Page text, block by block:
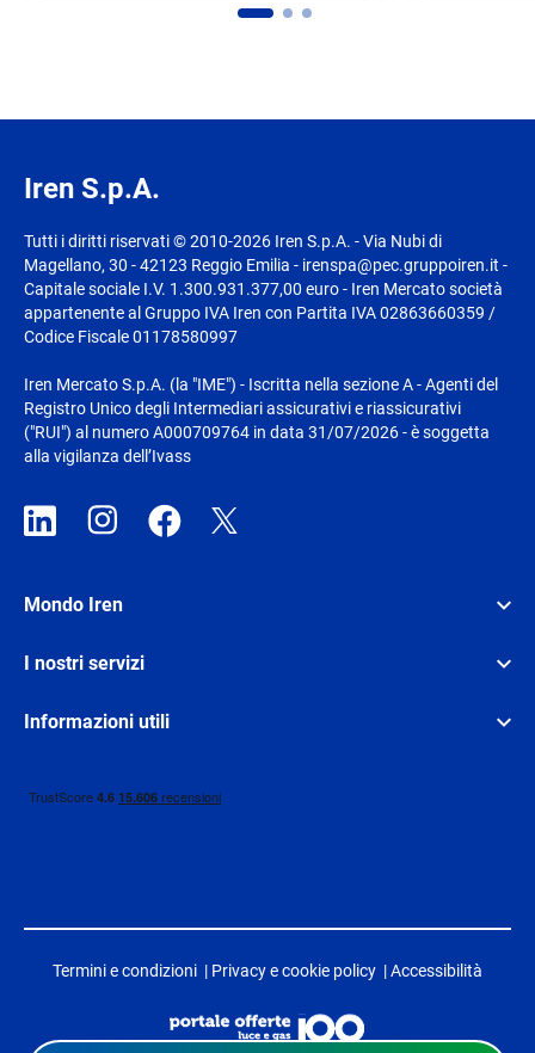
Iren S.p.A.
Tutti i diritti riservati © 2010-2026 Iren S.p.A. - Via Nubi di
Magellano, 30 - 42123 Reggio Emilia - irenspa@pec.gruppoiren.it -
Capitale sociale I.V. 1.300.931.377,00 euro - Iren Mercato società
appartenente al Gruppo IVA Iren con Partita IVA 02863660359 /
Codice Fiscale 01178580997
Iren Mercato S.p.A. (la "IME") - Iscritta nella sezione A - Agenti del
Registro Unico degli Intermediari assicurativi e riassicurativi
("RUI") al numero A000709764 in data 31/07/2026 - è soggetta
alla vigilanza dell’Ivass
Mondo Iren
I nostri servizi
Informazioni utili
Termini e condizioni | Privacy e cookie policy |Accessibilità